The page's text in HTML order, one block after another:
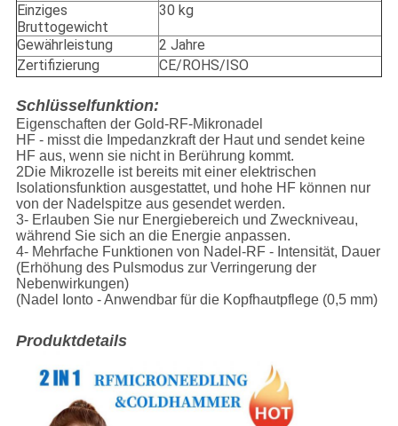
Einziges
Bruttogewicht
30 kg
Gewährleistung
2 Jahre
Zertifizierung
CE/ROHS/ISO
Schlüsselfunktion:
Eigenschaften der Gold-RF-Mikronadel
HF - misst die Impedanzkraft der Haut und sendet keine
HF aus, wenn sie nicht in Berührung kommt.
2Die Mikrozelle ist bereits mit einer elektrischen
Isolationsfunktion ausgestattet, und hohe HF können nur
von der Nadelspitze aus gesendet werden.
3- Erlauben Sie nur Energiebereich und Zweckniveau,
während Sie sich an die Energie anpassen.
4- Mehrfache Funktionen von Nadel-RF - Intensität, Dauer
(Erhöhung des Pulsmodus zur Verringerung der
Nebenwirkungen)
(Nadel Ionto - Anwendbar für die Kopfhautpflege (0,5 mm)
Produktdetails